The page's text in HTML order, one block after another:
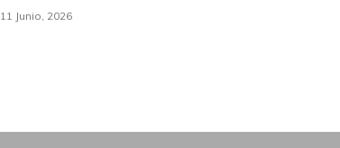
11 Junio, 2026